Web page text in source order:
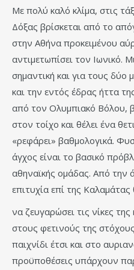
Με πολύ καλό κλίμα, στις
Δόξας βρίσκεται από το
στην Αθήνα προκειμένου
αντιμετωπίσει τον Ιωνικό.
σημαντική και για τους δύο
και την εντός έδρας ήττα
από τον Ολυμπιακό Βόλου,
στον τοίχο και θέλει ένα
«ρεφάρει» βαθμολογικά.
άγχος είναι το βασικό
αθηναϊκής ομάδας. Από την
επιτυχία επί της Καλαμάτας
να ζευγαρώσει τις νίκες
στους φετινούς της
παιχνίδι έτσι και στο
προϋποθέσεις υπάρχουν